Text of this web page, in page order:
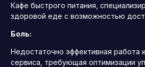
Кафе быстрого питания,
здоровой еде с возможностью
Боль:
Недостаточно эффективная работа
сервиса, требующая оптимизации